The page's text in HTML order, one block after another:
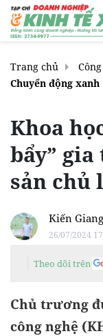
Trang chủ
Chuyển động xanh
Khoa
bẩy”
sản chủ
Kiến Giang
26/07/2024
Theo dõi trên
Chủ trương
công nghệ